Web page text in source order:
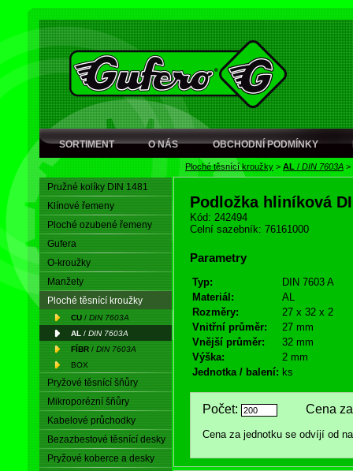
SORTIMENT O NÁS OBCHODNÍ PODMÍNKY
Ploché těsnící kroužky > AL / DIN 7603A >
Pružné kolíky DIN 1481
Klínové řemeny
Ploché ozubené řemeny
Gufera
O-kroužky
Manžety
Ploché těsnící kroužky
CU / DIN 7603A
AL / DIN 7603A
FÍBR / DIN 7603A
BOX
Pryžové těsnící šňůry
Mikroporézní šňůry
Kabelové průchodky
Bezazbestové těsnící desky
Pryžové koberce a desky
Podložka hliníková
Kód: 242494
Celní sazebník: 76161000
Parametry
Typ:
DIN 7603 A
Materiál:
AL
Rozměry:
27 x 32 x 2
Vnitřní průměr:
27 mm
Vnější průměr:
32 mm
Výška:
2 mm
Jednotka / balení: ks
Počet: Cena za
Cena za jednotku se odvíjí od